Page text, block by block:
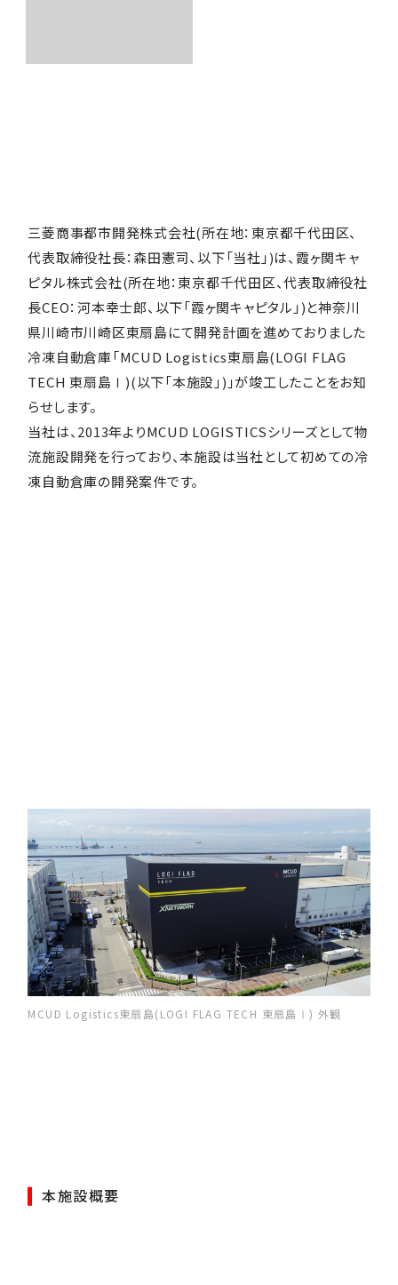
三菱商事都市開発株式会社(所在地：東京都千代田区、
代表取締役社長：森田憲司、以下「当社」)は、霞ヶ関キャ
ピタル株式会社(所在地：東京都千代田区、代表取締役社
長CEO：河本幸士郎、以下「霞ヶ関キャピタル」)と神奈川
県川崎市川崎区東扇島にて開発計画を進めておりました
冷凍自動倉庫「MCUD Logistics東扇島(LOGI FLAG
TECH 東扇島Ⅰ)(以下「本施設」)」が竣工したことをお知
らせします。
当社は、2013年よりMCUD LOGISTICSシリーズとして物
流施設開発を行っており、本施設は当社として初めての冷
凍自動倉庫の開発案件です。
MCUD Logistics東扇島(LOGI FLAG TECH 東扇島Ⅰ) 外観
本施設概要